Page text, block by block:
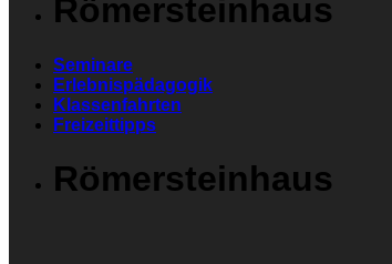
Römersteinhaus
Seminare
Erlebnispädagogik
Klassenfahrten
Freizeittipps
Römersteinhaus